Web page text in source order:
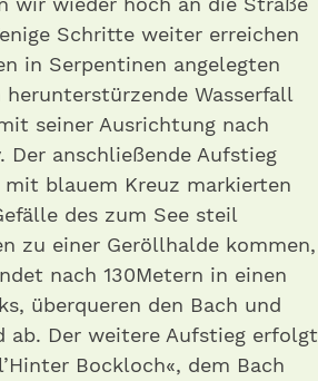
Schritte weiter erreichen
in Serpentinen angelegten
Wasserfall
seiner Ausrichtung nach
Der anschließende Aufstieg
blauem Kreuz markierten
des zum See steil
zu einer Geröllhalde kommen,
nach 130Metern in einen
überqueren den Bach und
ab. Der weitere Aufstieg erfolgt
Bockloch«, dem Bach